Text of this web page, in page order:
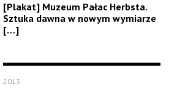
[Plakat] Muzeum Pałac Herbsta.
Sztuka dawna w nowym wymiarze
[…]
2013